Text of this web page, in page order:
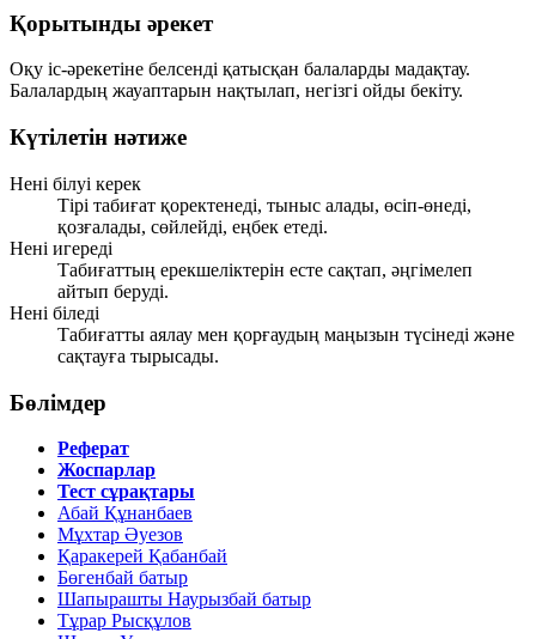
Қорытынды әрекет
Оқу іс-әрекетіне белсенді қатысқан балаларды мадақтау.
Балалардың жауаптарын нақтылап, негізгі ойды бекіту.
Күтілетін нәтиже
Нені білуі керек
Тірі табиғат қоректенеді, тыныс алады, өсіп-өнеді,
қозғалады, сөйлейді, еңбек етеді.
Нені игереді
Табиғаттың ерекшеліктерін есте сақтап, әңгімелеп
айтып беруді.
Нені біледі
Табиғатты аялау мен қорғаудың маңызын түсінеді және
сақтауға тырысады.
Бөлімдер
Реферат
Жоспарлар
Тест сұрақтары
Абай Құнанбаев
Мұхтар Әуезов
Қаракерей Қабанбай
Бөгенбай батыр
Шапырашты Наурызбай батыр
Тұрар Рысқұлов